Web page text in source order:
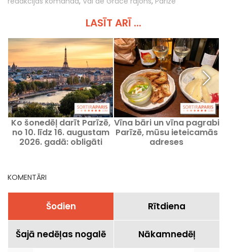
LASĪT ARĪ ...
Ko šonedēļ darīt Parīzē,
no 10. līdz 16. augustam
2026. gadā: obligāti
Vīna bāri un vīna pagrabi
Parīzē, mūsu ieteicamās
adreses
KOMENTĀRI
Šodien Rītdiena
Šajā nedēļas nogalē Nākamnedēļ